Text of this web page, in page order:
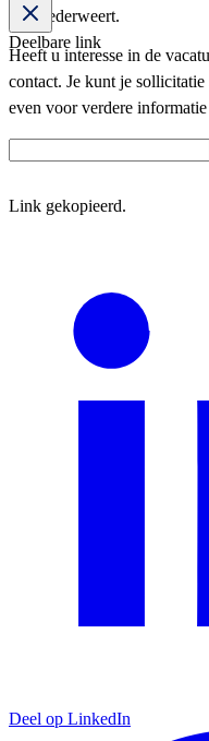
Nederweert.
Heeft u interesse in de
contact. Je kunt je
even voor verdere informatie
Deelbare link
Link gekopieerd.
Deel op LinkedIn